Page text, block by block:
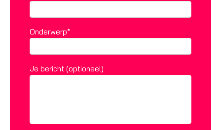
Onderwerp*
Je bericht (optioneel)